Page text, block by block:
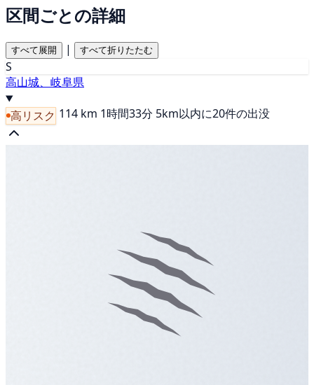
区間ごとの詳細
すべて展開 | すべて折りたたむ
S
高山城、岐阜県
高リスク 114 km 1時間33分 5km以内に20件の出没